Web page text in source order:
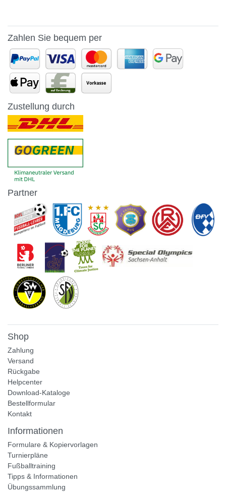
Zahlen Sie bequem per
Zustellung durch
Partner
Shop
Zahlung
Versand
Rückgabe
Helpcenter
Download-Kataloge
Bestellformular
Kontakt
Informationen
Formulare & Kopiervorlagen
Turnierpläne
Fußballtraining
Tipps & Informationen
Übungssammlung